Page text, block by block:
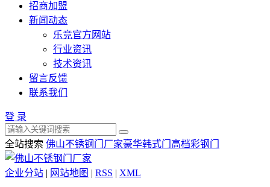
招商加盟
新闻动态
乐竞官方网站
行业资讯
技术资讯
留言反馈
联系我们
登 录
全站搜索 佛山不锈钢门厂家豪华韩式门 高档彩钢门
企业分站 | 网站地图 | RSS | XML